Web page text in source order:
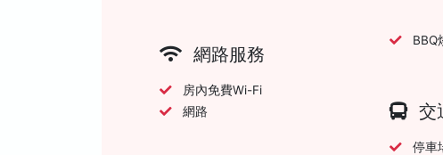
網路服務
房內免費Wi-Fi
網路
BBQ
交
停車